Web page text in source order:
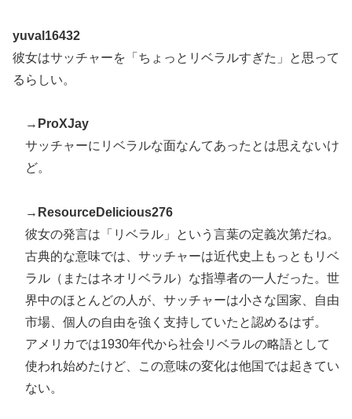
yuval16432
彼女はサッチャーを「ちょっとリベラルすぎた」と思って
るらしい。
→ ProXJay
サッチャーにリベラルな面なんてあったとは思えないけ
ど。
→ ResourceDelicious276
彼女の発言は「リベラル」という言葉の定義次第だね。
古典的な意味では、サッチャーは近代史上もっともリベ
ラル（またはネオリベラル）な指導者の一人だった。世
界中のほとんどの人が、サッチャーは小さな国家、自由
市場、個人の自由を強く支持していたと認めるはず。
アメリカでは1930年代から社会リベラルの略語として
使われ始めたけど、この意味の変化は他国では起きてい
ない。